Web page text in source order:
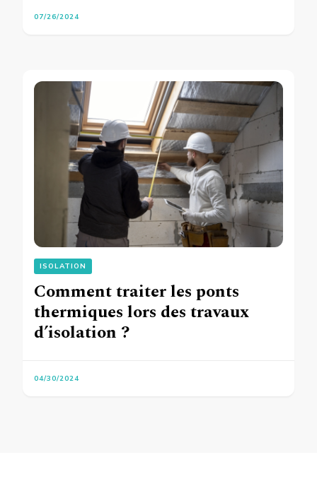
07/26/2024
ISOLATION
Comment traiter les ponts
thermiques lors des travaux
d’isolation ?
04/30/2024